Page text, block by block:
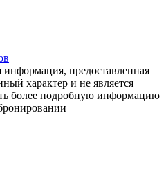
предоставленная
характер и не является
более подробную информацию